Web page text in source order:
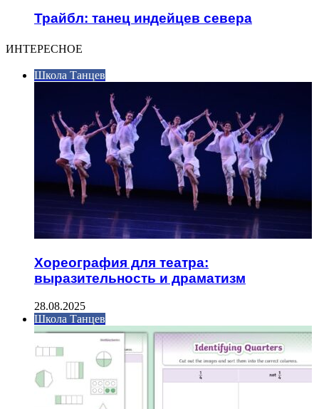
Трайбл: танец индейцев севера
ИНТЕРЕСНОЕ
Школа Танцев
Хореография для театра:
выразительность и драматизм
28.08.2025
Школа Танцев